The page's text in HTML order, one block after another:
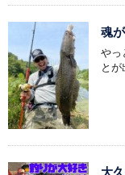
魂
やっ
とが
大